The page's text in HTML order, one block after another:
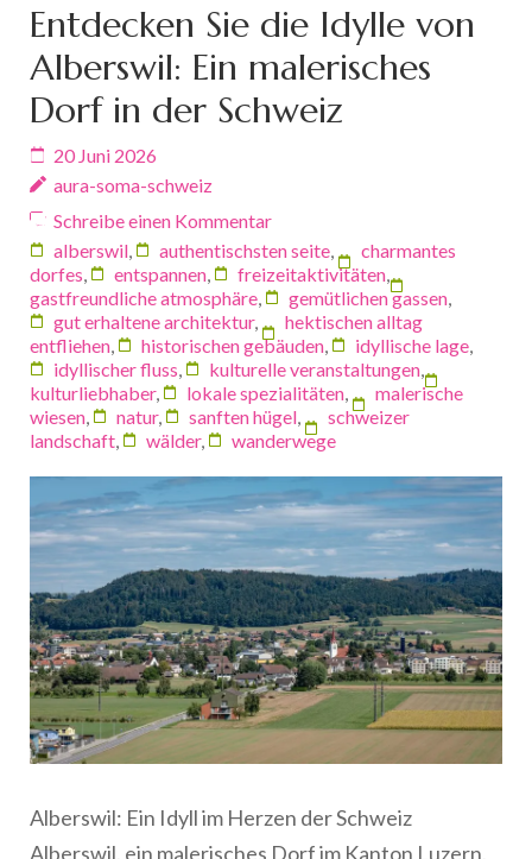
Entdecken Sie die Idylle von
Alberswil: Ein malerisches
Dorf in der Schweiz
20 Juni 2026
aura-soma-schweiz
Schreibe einen Kommentar
alberswil, authentischsten seite,
charmantes
dorfes, entspannen, freizeitaktivitäten,
gastfreundliche atmosphäre, gemütlichen gassen,
gut erhaltene architektur,
hektischen alltag
entfliehen, historischen gebäuden, idyllische lage,
idyllischer fluss, kulturelle veranstaltungen,
kulturliebhaber, lokale spezialitäten,
malerische
wiesen, natur, sanften hügel,
schweizer
landschaft, wälder, wanderwege
Alberswil: Ein Idyll im Herzen der Schweiz
Alberswil, ein malerisches Dorf im Kanton Luzern,